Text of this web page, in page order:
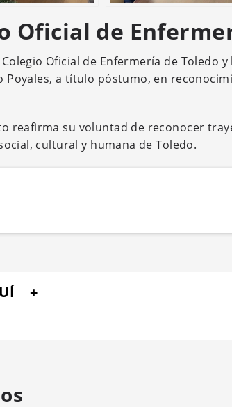
Oficial de
Oficial de Enfermería de Toledo
Poyales, a título póstumo, en
reafirma su voluntad de reconocer
cultural y humana de Toledo.